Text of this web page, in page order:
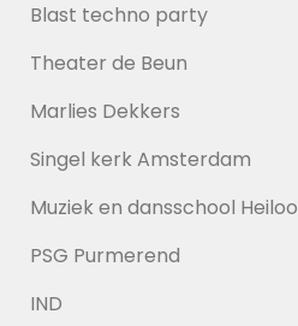
Blast techno party
Theater de Beun
Marlies Dekkers
Singel kerk Amsterdam
Muziek en dansschool Heiloo
PSG Purmerend
IND